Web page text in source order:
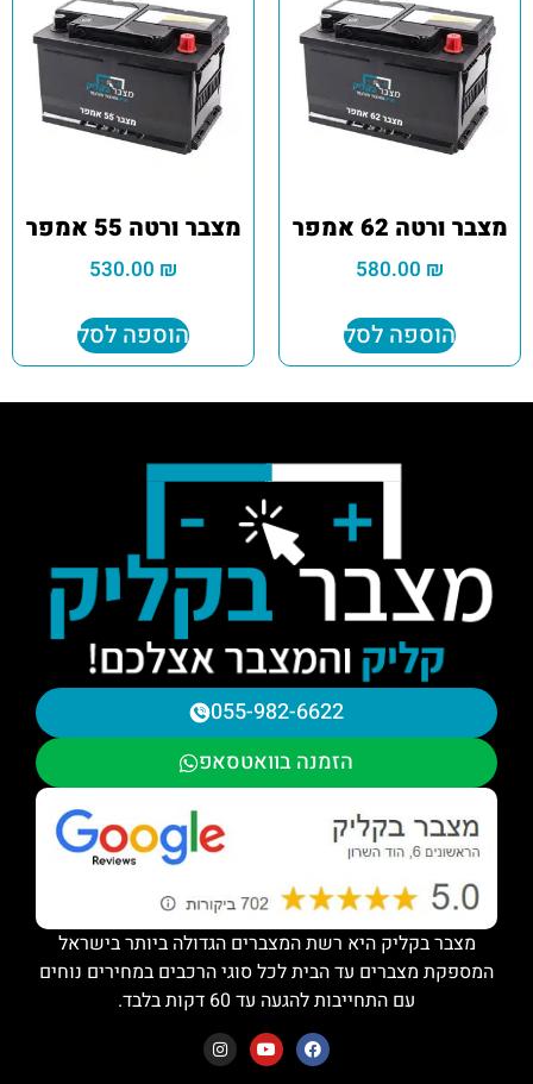
מצבר ורטה 62 אמפר
580.00 ₪
הוספה לסל
מצבר ורטה 55 אמפר
530.00 ₪
הוספה לסל
055-982-6622
הזמנה בוואטסאפ
מצבר בקליק היא רשת המצברים הגדולה ביותר בישראל
המספקת מצברים עד הבית לכל סוגי הרכבים במחירים נוחים
עם התחייבות להגעה עד 60 דקות בלבד.